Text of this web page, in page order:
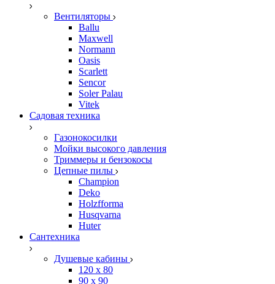
Вентиляторы
Ballu
Maxwell
Normann
Oasis
Scarlett
Sencor
Soler Palau
Vitek
Садовая техника
Газонокосилки
Мойки высокого давления
Триммеры и бензокосы
Цепные пилы
Champion
Deko
Holzfforma
Husqvarna
Huter
Сантехника
Душевые кабины
120 x 80
90 х 90